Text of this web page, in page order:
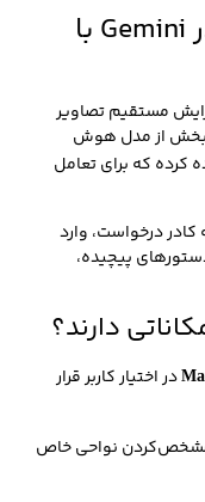
ویرایش مستقیم تصویر در Gemini با
مستقیم تصاویر
از مدل هوش
کرده که برای تعامل
کادر درخواست، وارد
پیچیده،
دارند؟
در اختیار کاربر قرار
مشخص‌کردن نواحی خاص